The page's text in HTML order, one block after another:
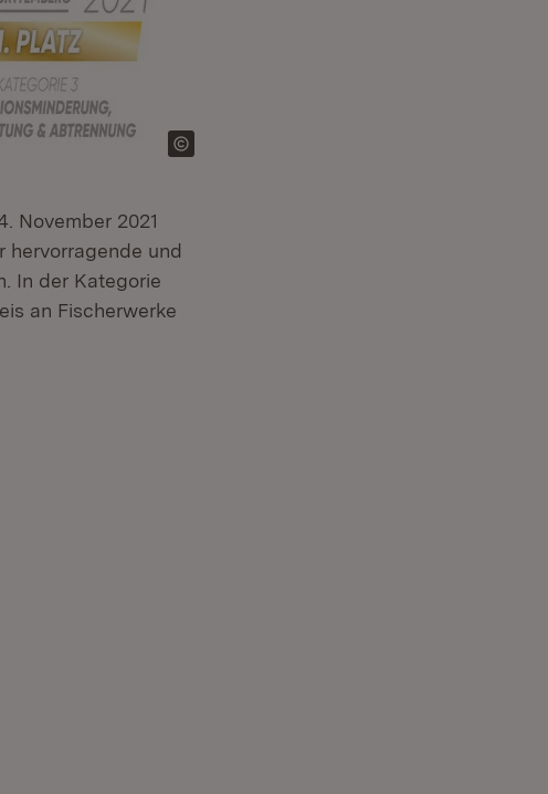
November 2021
hervorragende und
In der Kategorie
an Fischerwerke